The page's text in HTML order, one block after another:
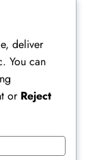
deliver
You can
or Reject